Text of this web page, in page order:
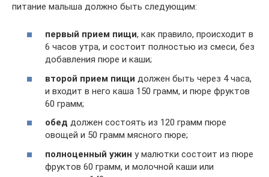
питание малыша должно быть следующим:
первый прием пищи, как правило, происходит в
6 часов утра, и состоит полностью из смеси, без
добавления пюре и каши;
второй прием пищи должен быть через 4 часа,
и входит в него каша 150 грамм, и пюре фруктов
60 грамм;
обед должен состоять из 120 грамм пюре
овощей и 50 грамм мясного пюре;
полноценный ужин у малютки состоит из пюре
фруктов 60 грамм, и молочной каши или